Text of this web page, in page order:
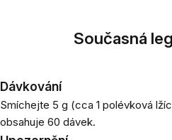
Současná
Dávkování
Smíchejte 5 g (cca 1 polévková
obsahuje 60 dávek.